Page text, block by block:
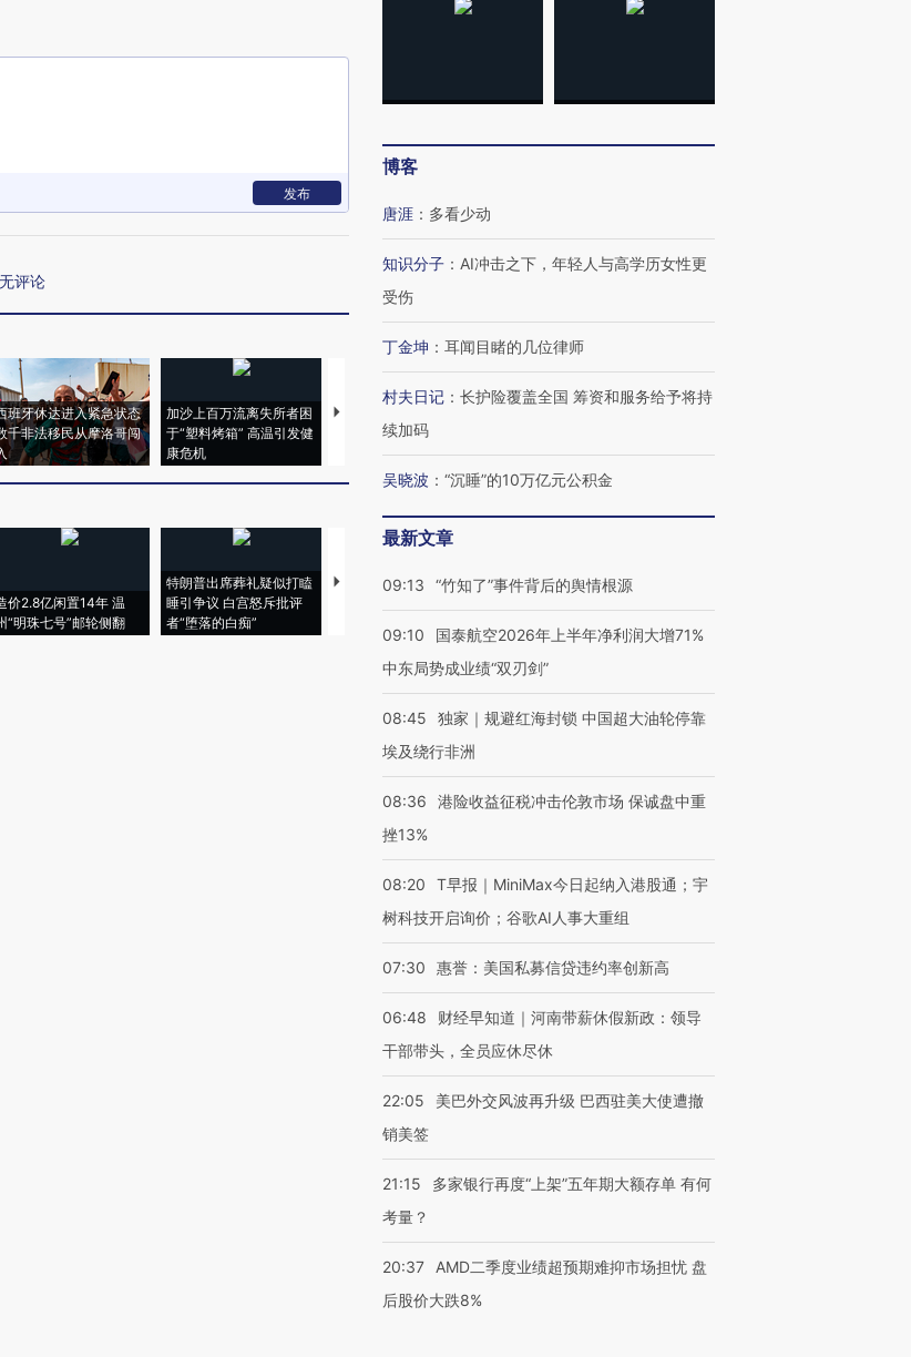
发布
评论
班牙休达进入紧急状态
千非法移民从摩洛哥闯
加沙上百万流离失所者困
于“塑料烤箱” 高温引发健
康危机
马航飞行员跨国走私7万
粒摇头丸 尿检体内含3种
要防空导弹“救急”
13人遇难
价2.8亿闲置14年 温
“明珠七号”邮轮侧翻
特朗普出席葬礼疑似打瞌
睡引争议 白宫怒斥批评
者“堕落的白痴”
视线｜全球最热百城独占
博客
唐涯 ： 多看少动
知识分子 ： AI冲击之下，年轻人与高学历女性更
受伤
丁金坤 ： 耳闻目睹的几位律师
村夫日记 ： 长护险覆盖全国 筹资和服务给予将持
续加码
吴晓波 ： “沉睡”的10万亿元公积金
最新文章
09:13 “竹知了”事件背后的舆情根源
09:10
国泰航空2026年上半年净利润大增71%
中东局势成业绩“双刃剑”
08:45
独家｜规避红海封锁 中国超大油轮停靠
埃及绕行非洲
08:36
港险收益征税冲击伦敦市场 保诚盘中重
挫13%
08:20
T早报｜MiniMax今日起纳入港股通；宇
树科技开启询价；谷歌AI人事大重组
07:30 惠誉：美国私募信贷违约率创新高
06:48
财经早知道｜河南带薪休假新政：领导
干部带头，全员应休尽休
22:05
美巴外交风波再升级 巴西驻美大使遭撤
销美签
21:15
多家银行再度“上架”五年期大额存单 有何
考量？
20:37
AMD二季度业绩超预期难抑市场担忧 盘
后股价大跌8%